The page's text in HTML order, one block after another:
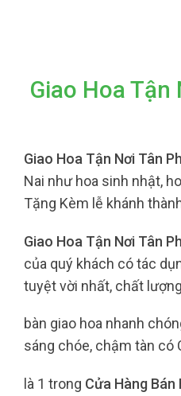
Giao Hoa
Giao Hoa Tận Nơi Tân
Nai như hoa sinh nhật,
Tặng Kèm lễ khánh
Giao Hoa Tận Nơi Tân
của quý khách có tác
tuyệt vời nhất, chất
bàn giao hoa nhanh
sáng chóe, chậm tàn có
là 1 trong Cửa Hàng